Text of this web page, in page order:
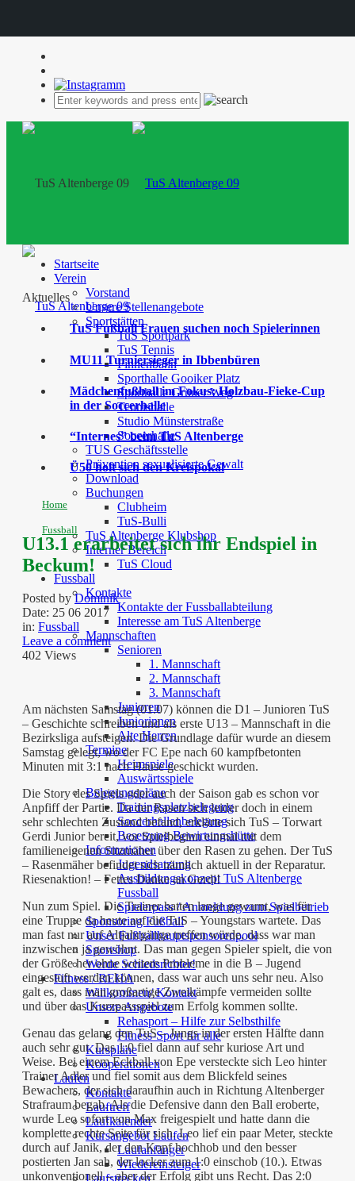
Startseite
Verein
Vorstand
Unsere Stellenangebote
Sportstätten
TuS Sportpark
TuS Tennis
Finnenbahn
Sporthalle Gooiker Platz
Sporthalle Grüner Weg
Tennishalle
Studio Münsterstraße
Soccerhalle
TUS Geschäftsstelle
Prävention sexualisierte Gewalt
Download
Buchungen
Clubheim
TuS-Bulli
TuS Altenberge Klubshop
Interner Bereich
TuS Cloud
Fussball
Kontakte
Kontakte der Fussballabteilung
Interesse am TuS Altenberge
Mannschaften
Senioren
1. Mannschaft
2. Mannschaft
3. Mannschaft
Junioren
Juniorinnen
Alte Herren
Termine
Heimspiele
Auswärtsspiele
Belegungspläne
Trainingsplatzbelegung
Soccerhallenbelegung
Besetzung Bewirtungshütte
Informationen
Jugendsatzung
Ausbildungskonzept TuS Altenberge
Fussball
Spielerpass / Anmeldung zum Spielbetrieb
Sponsoring Fußball
Unser Fußballhauptsponsorenpool
Sportshop
Werde Schiedsrichter!
Fitness / REHA
Willkommen/ Kontakt
Unsere Angebote
Rehasport – Hilfe zur Selbsthilfe
Fitness-Sport für alle
Kurspläne
Kooperationen
Laufen
Kontakte
Lauftreff
Laufkalender
Kursangebot Laufen
Laufanfänger
Wiedereinsteiger
Laufstrecken
Aktuelles
TuS Fußball Frauen suchen noch Spielerinnen
MU11 Turniersieger in Ibbenbüren
Mädchenfußball im Fokus: Holzbau-Fieke-Cup
in der Soccerhalle
“Internes” beim TuS Altenberge
Ü50 holt sich den Kreispokal
Home
Fussball
U13.1 erarbeitet sich ihr Endspiel in
Beckum!
Posted byDominik
Date: 25 06 2017
in: Fussball
Leave a comment
402 Views
Am nächsten Samstag (01.07) können die D1 – Junioren TuS
– Geschichte schreiben und als erste U13 – Mannschaft in die
Bezirksliga aufsteigen. Die Grundlage dafür wurde an diesem
Samstag gelegt, wo der FC Epe nach 60 kampfbetonten
Minuten mit 3:1 nach Hause geschickt wurden.
Die Story des Spiels oder auch der Saison gab es schon vor
Anpfiff der Partie. Da der Rasen sich leider doch in einem
sehr schlechten Zustand befand, erklärte sich TuS – Torwart
Gerdi Junior bereit, vor Spielbeginn einmal mit dem
familieneigenen Sitzmäher über den Rasen zu gehen. Der TuS
– Rasenmäher befindet sich nämlich aktuell in der Reparatur.
Riesenaktion! – Fettes Danke an Gerdi!
Nun zum Spiel. Die Trainer hatten lange gewarnt, was für
eine Truppe da heute auf die TuS – Youngstars wartete. Das
man fast nur auf Altjahrgänge treffen würde, dass war man
inzwischen ja gewöhnt. Das man gegen Spieler spielt, die von
der Größe her ohne weitere Probleme in die B – Jugend
eingestuft werden können, dass war auch uns sehr neu. Also
galt es, dass man großartige Zweikämpfe vermeiden sollte
und über das Kurzpassspiel zum Erfolg kommen sollte.
Genau das gelang den TuS – Jungs in der ersten Hälfte dann
auch sehr gut. Das 1:0 fiel dann auf sehr kuriose Art und
Weise. Bei einem Eckball von Epe versteckte sich Leo hinter
Trainer Adler und fiel somit aus dem Blickfeld seines
Bewachers, der sich daraufhin auch in Richtung Altenberger
Strafraum begab. Als die Defensive dann den Ball eroberte,
wurde Leo sofort von Max freigespielt und hatte dann die
komplette rechte Seite für sich. Leo lief ein paar Meter, steckte
durch auf Janik, der den Kopf hochhob und den besser
postierten Jan sah, der locker zum 1:0 einschob (10.). Etwas
unkonventionell – aber der Erfolg gibt uns Recht. Das 2:0